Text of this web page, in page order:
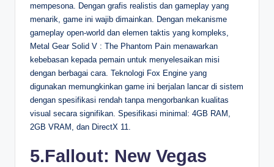
mempesona. Dengan grafis realistis dan gameplay yang
menarik, game ini wajib dimainkan. Dengan mekanisme
gameplay open-world dan elemen taktis yang kompleks,
Metal Gear Solid V : The Phantom Pain menawarkan
kebebasan kepada pemain untuk menyelesaikan misi
dengan berbagai cara. Teknologi Fox Engine yang
digunakan memungkinkan game ini berjalan lancar di sistem
dengan spesifikasi rendah tanpa mengorbankan kualitas
visual secara signifikan. Spesifikasi minimal: 4GB RAM,
2GB VRAM, dan DirectX 11.
5.Fallout: New Vegas